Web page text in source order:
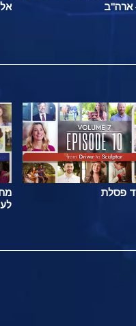
ארה"ב
פסלת